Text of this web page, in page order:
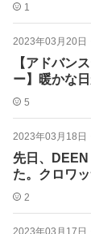
1
2023年03月20日
【アドバン
ー】暖かな
5
2023年03月18日
先日、
た。クロワ
2
2023年03月17日